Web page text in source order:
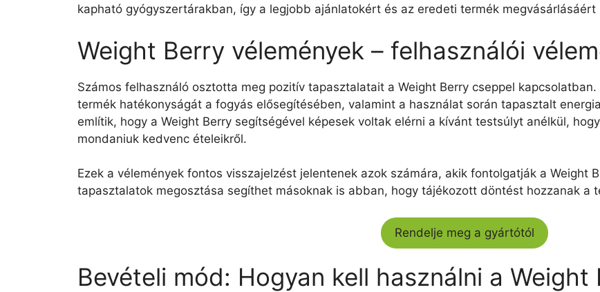
kapható gyógyszertárakban, így a legjobb ajánlatokért és az eredeti termék
Weight Berry vélemények – felhasználói
Számos felhasználó osztotta meg pozitív tapasztalatait a Weight Berry cseppel
termék hatékonyságát a fogyás elősegítésében, valamint a használat során tapasztalt
említik, hogy a Weight Berry segítségével képesek voltak elérni a kívánt testsúlyt anélkül,
mondaniuk kedvenc ételeikről.
Ezek a vélemények fontos visszajelzést jelentenek azok számára, akik fontolgatják a Weight
tapasztalatok megosztása segíthet másoknak is abban, hogy tájékozott döntést hozzanak a
Rendelje meg a gyártótól
Bevételi mód: Hogyan kell használni a Weight